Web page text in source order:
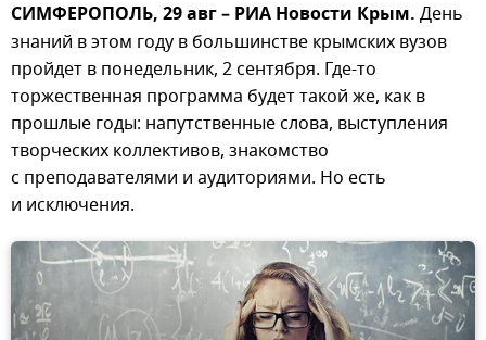
СИМФЕРОПОЛЬ, 29 авг – РИА Новости Крым. День
знаний в этом году в большинстве крымских вузов
пройдет в понедельник, 2 сентября. Где-то
торжественная программа будет такой же, как в
прошлые годы: напутственные слова, выступления
творческих коллективов, знакомство
с преподавателями и аудиториями. Но есть
и исключения.